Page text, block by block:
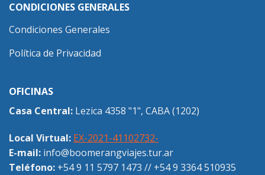
CONDICIONES GENERALES
Condiciones Generales
Política de Privacidad
OFICINAS
Casa Central: Lezica 4358 "1", CABA (1202)
Local Virtual: EX-2021-41102732-
E-mail: info@boomerangviajes.tur.ar
Teléfono: +54 9 11 5797 1473 // +54 9 3364 510935